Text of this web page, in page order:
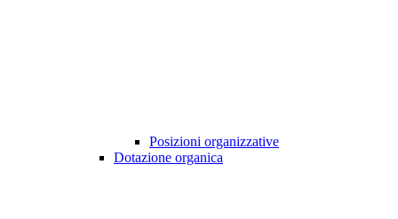
Posizioni organizzative
Dotazione organica